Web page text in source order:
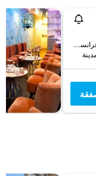
610 Polk Street, سان فرانسسكو, CA, الولايات المتحدة الأميريكية